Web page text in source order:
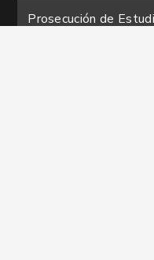
Prosecución de